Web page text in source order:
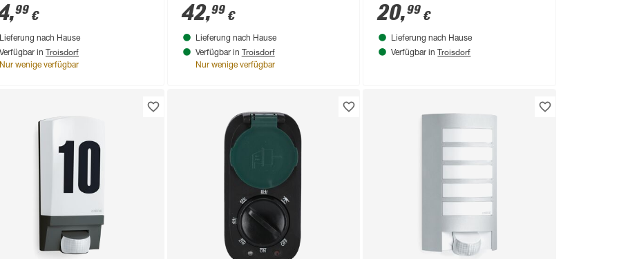
,99 €
Lieferung nach Hause
Verfügbar in Troisdorf
Nur wenige verfügbar
42,99€
Lieferung nach Hause
Verfügbar in Troisdorf
Nur wenige verfügbar
20,99 €
Lieferung nach Hause
Verfügbar in Troisdorf